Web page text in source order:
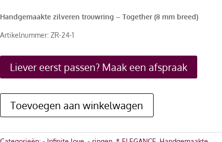
Handgemaakte zilveren trouwring – Together (8 mm breed)
Artikelnummer: ZR-24-1
Liever eerst passen? Maak een afspraak
Toevoegen aan winkelwagen